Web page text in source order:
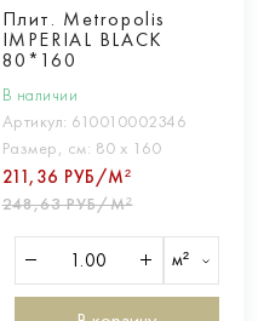
Плит. Metropolis
IMPERIAL BLACK
80*160
В наличии
Артикул: 610010002346
Размер, см: 80 х 160
211,36 РУБ/М²
248,63 РУБ/М²
м²